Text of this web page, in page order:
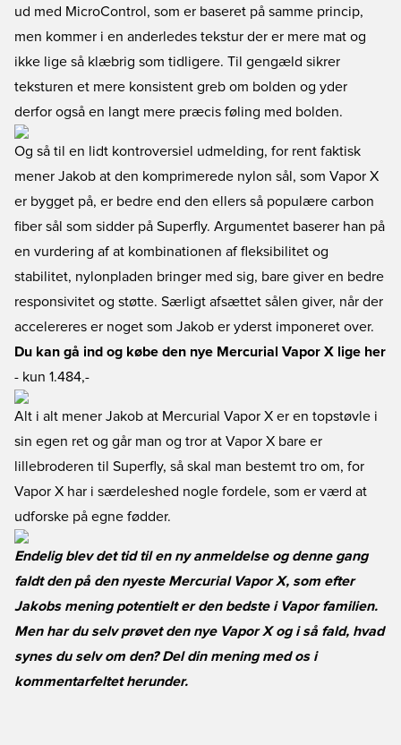
ud med MicroControl, som er baseret på samme princip,
men kommer i en anderledes tekstur der er mere mat og
ikke lige så klæbrig som tidligere. Til gengæld sikrer
teksturen et mere konsistent greb om bolden og yder
derfor også en langt mere præcis føling med bolden.
Og så til en lidt kontroversiel udmelding, for rent faktisk
mener Jakob at den komprimerede nylon sål, som Vapor X
er bygget på, er bedre end den ellers så populære carbon
fiber sål som sidder på Superfly. Argumentet baserer han på
en vurdering af at kombinationen af fleksibilitet og
stabilitet, nylonpladen bringer med sig, bare giver en bedre
responsivitet og støtte. Særligt afsættet sålen giver, når der
accelereres er noget som Jakob er yderst imponeret over.
Du kan gå ind og købe den nye Mercurial Vapor X lige her
- kun 1.484,-
Alt i alt mener Jakob at Mercurial Vapor X er en topstøvle i
sin egen ret og går man og tror at Vapor X bare er
lillebroderen til Superfly, så skal man bestemt tro om, for
Vapor X har i særdeleshed nogle fordele, som er værd at
udforske på egne fødder.
Endelig blev det tid til en ny anmeldelse og denne gang
faldt den på den nyeste Mercurial Vapor X, som efter
Jakobs mening potentielt er den bedste i Vapor familien.
Men har du selv prøvet den nye Vapor X og i så fald, hvad
synes du selv om den? Del din mening med os i
kommentarfeltet herunder.